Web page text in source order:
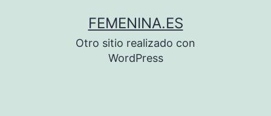
FEMENINA.ES
Otro sitio realizado con
WordPress